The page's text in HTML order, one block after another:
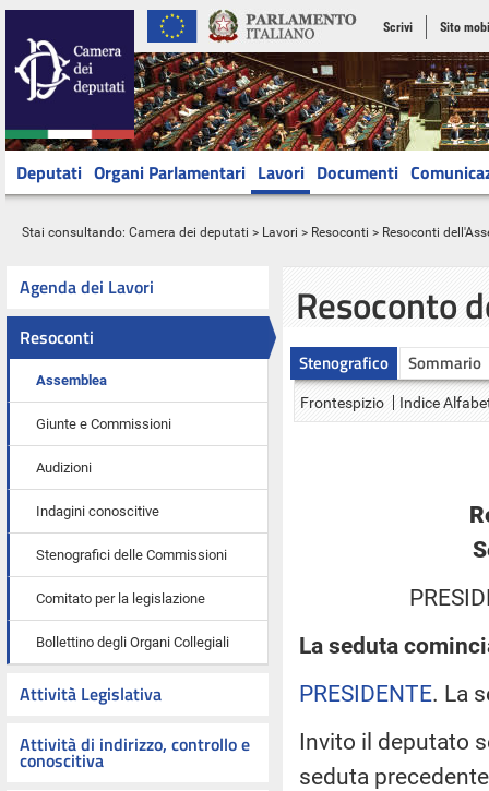
Scrivi Sito
Deputati Organi Parlamentari Lavori Documenti
Stai consultando: Camera dei deputati > Lavori > Resoconti > Resoconti
Agenda dei Lavori
Resoconti
Assemblea
Giunte e Commissioni
Audizioni
Indagini conoscitive
Stenografici delle Commissioni
Comitato per la legislazione
Bollettino degli Organi Collegiali
Attività Legislativa
Attività di indirizzo, controllo e
conoscitiva
Resoconto
Stenografico Sommario
Frontespizio Indice
La seduta
PRESIDENTE. La
Invito il deputato
seduta